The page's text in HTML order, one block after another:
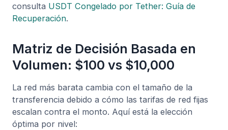
consulta USDT Congelado por Tether: Guía de
Recuperación.
Matriz de Decisión Basada en
Volumen: $100 vs $10,000
La red más barata cambia con el tamaño de la
transferencia debido a cómo las tarifas de red fijas
escalan contra el monto. Aquí está la elección
óptima por nivel: